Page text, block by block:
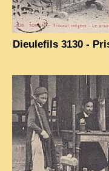
Dieulefils 3130 -